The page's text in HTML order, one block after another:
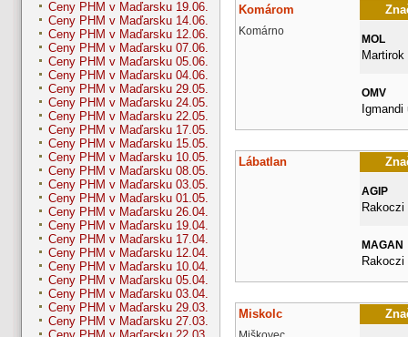
Ceny PHM v Maďarsku 19.06.
Ceny PHM v Maďarsku 14.06.
Ceny PHM v Maďarsku 12.06.
Ceny PHM v Maďarsku 07.06.
Ceny PHM v Maďarsku 05.06.
Ceny PHM v Maďarsku 04.06.
Ceny PHM v Maďarsku 29.05.
Ceny PHM v Maďarsku 24.05.
Ceny PHM v Maďarsku 22.05.
Ceny PHM v Maďarsku 17.05.
Ceny PHM v Maďarsku 15.05.
Ceny PHM v Maďarsku 10.05.
Ceny PHM v Maďarsku 08.05.
Ceny PHM v Maďarsku 03.05.
Ceny PHM v Maďarsku 01.05.
Ceny PHM v Maďarsku 26.04.
Ceny PHM v Maďarsku 19.04.
Ceny PHM v Maďarsku 17.04.
Ceny PHM v Maďarsku 12.04.
Ceny PHM v Maďarsku 10.04.
Ceny PHM v Maďarsku 05.04.
Ceny PHM v Maďarsku 03.04.
Ceny PHM v Maďarsku 29.03.
Ceny PHM v Maďarsku 27.03.
Komárom
Komárno
MOL
Martirok
OMV
Igmandi
Lábatlan
AGIP
Rakoczi
MAGAN
Rakoczi
Miskolc